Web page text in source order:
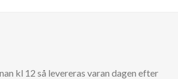
kl 12 så levereras varan dagen efter